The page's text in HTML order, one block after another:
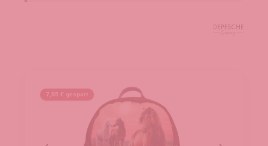
7,95 € gespart